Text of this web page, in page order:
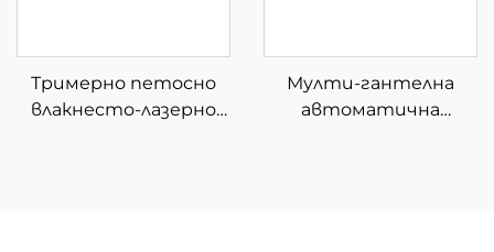
Тримерно петосно
влакнесто-лазерно
Мулти-гантелна
автоматична